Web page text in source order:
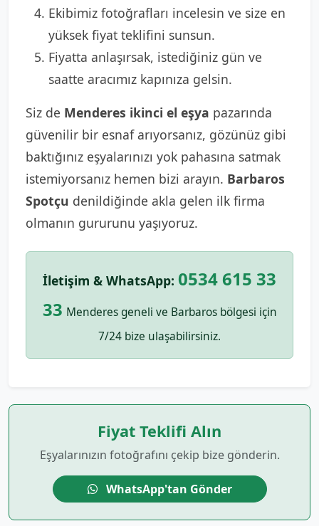
Ekibimiz fotoğrafları incelesin ve size en
yüksek fiyat teklifini sunsun.
Fiyatta anlaşırsak, istediğiniz gün ve
saatte aracımız kapınıza gelsin.
Siz de Menderes ikinci el eşya pazarında
güvenilir bir esnaf arıyorsanız, gözünüz gibi
baktığınız eşyalarınızı yok pahasına satmak
istemiyorsanız hemen bizi arayın. Barbaros
Spotçu denildiğinde akla gelen ilk firma
olmanın gururunu yaşıyoruz.
İletişim & WhatsApp: 0534 615 33
33 Menderes geneli ve Barbaros bölgesi için
7/24 bize ulaşabilirsiniz.
Fiyat Teklifi Alın
Eşyalarınızın fotoğrafını çekip bize gönderin.
WhatsApp'tan Gönder